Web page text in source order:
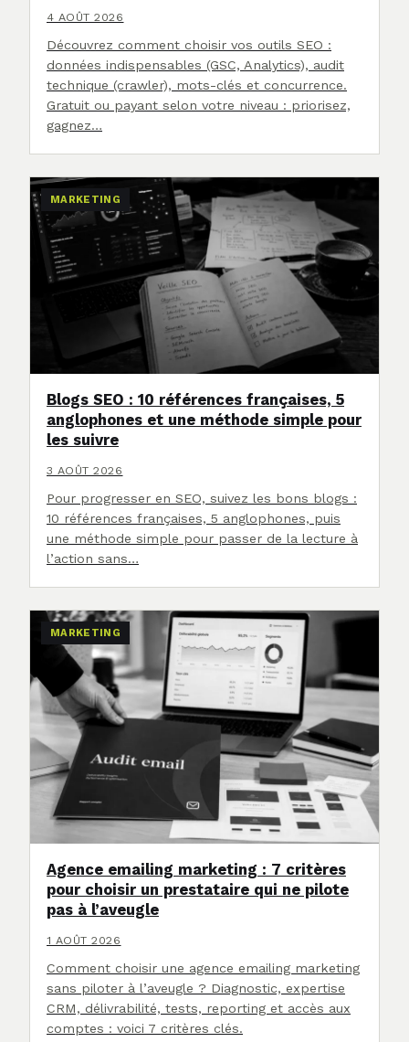
4 AOÛT 2026
Découvrez comment choisir vos outils SEO :
données indispensables (GSC, Analytics), audit
technique (crawler), mots-clés et concurrence.
Gratuit ou payant selon votre niveau : priorisez,
gagnez…
MARKETING
Blogs SEO : 10 références françaises, 5
anglophones et une méthode simple pour
les suivre
3 AOÛT 2026
Pour progresser en SEO, suivez les bons blogs :
10 références françaises, 5 anglophones, puis
une méthode simple pour passer de la lecture à
l’action sans…
MARKETING
Agence emailing marketing : 7 critères
pour choisir un prestataire qui ne pilote
pas à l’aveugle
1 AOÛT 2026
Comment choisir une agence emailing marketing
sans piloter à l’aveugle ? Diagnostic, expertise
CRM, délivrabilité, tests, reporting et accès aux
comptes : voici 7 critères clés.